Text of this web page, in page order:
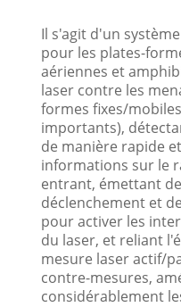
Il s'agit d'un
pour les plates-
aériennes et
laser contre les
formes fixes/
importants),
de manière rapide
informations sur le
entrant, émettant
déclenchement et
pour activer les
du laser, et reliant
mesure laser actif/
contre-mesures,
considérablement